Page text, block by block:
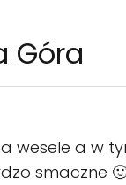
Góra
wesele a w
smaczne